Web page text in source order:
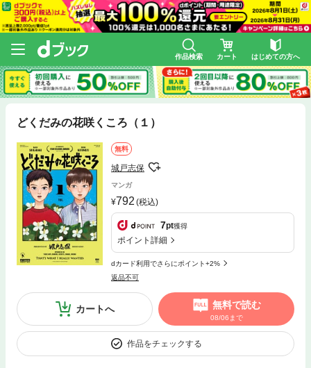
作品検索 カート はじめての方へ
どくだみの花咲くころ（１）
無料
城戸志保
マンガ
792 (税込)
7pt獲得
ポイント詳細
dカード利用でさらにポイント+2%
返品不可
カートへ 無料で読む
08/06まで
作品をチェックする